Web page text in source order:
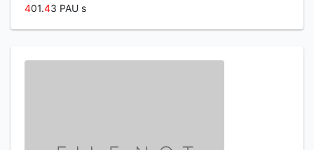
401.43 PAU s